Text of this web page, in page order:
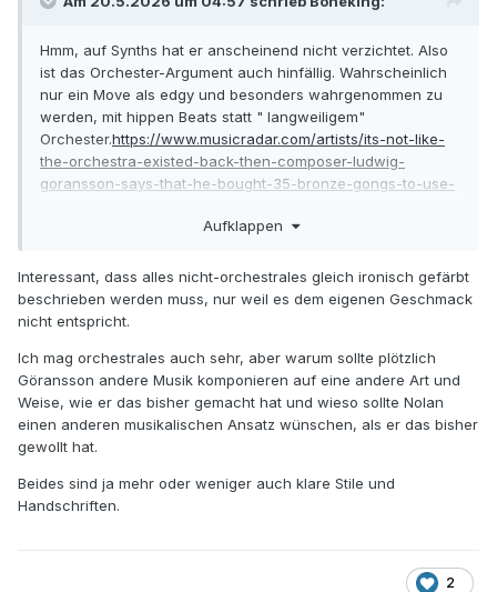
Hmm, auf Synths hat er anscheinend nicht verzichtet. Also
ist das Orchester-Argument auch hinfällig. Wahrscheinlich
nur ein Move als edgy und besonders wahrgenommen zu
werden, mit hippen Beats statt " langweiligem"
Orchester.https://www.musicradar.com/artists/its-not-like-
the-orchestra-existed-back-then-composer-ludwig-
goransson-says-that-he-bought-35-bronze-gongs-to-use-
but-he-did-use-some-synths-too
Aufklappen
Interessant, dass alles nicht-orchestrales gleich ironisch gefärbt
beschrieben werden muss, nur weil es dem eigenen Geschmack
nicht entspricht.
Ich mag orchestrales auch sehr, aber warum sollte plötzlich
Göransson andere Musik komponieren auf eine andere Art und
Weise, wie er das bisher gemacht hat und wieso sollte Nolan
einen anderen musikalischen Ansatz wünschen, als er das bisher
gewollt hat.
Beides sind ja mehr oder weniger auch klare Stile und
Handschriften.
2